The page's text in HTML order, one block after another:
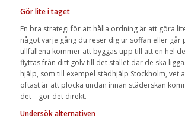
Gör lite i taget
En bra strategi för att hålla ordning är att göra
något varje gång du reser dig ur soffan eller går
tillfällena kommer att byggas upp till att en hel
flyttas från ditt golv till det stället där de ska
hjälp, som till exempel städhjälp Stockholm, vet
oftast är att plocka undan innan städerskan
det – gör det direkt.
Undersök alternativen